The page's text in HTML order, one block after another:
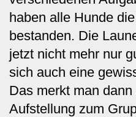
haben alle Hunde
bestanden. Die
jetzt nicht mehr nur
sich auch eine
Das merkt man
Aufstellung zum